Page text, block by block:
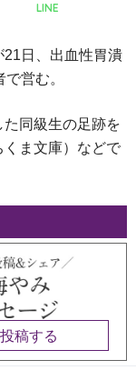
LINE
日、出血性胃潰
営む。
同級生の足跡を
ま文庫）などで
投稿する